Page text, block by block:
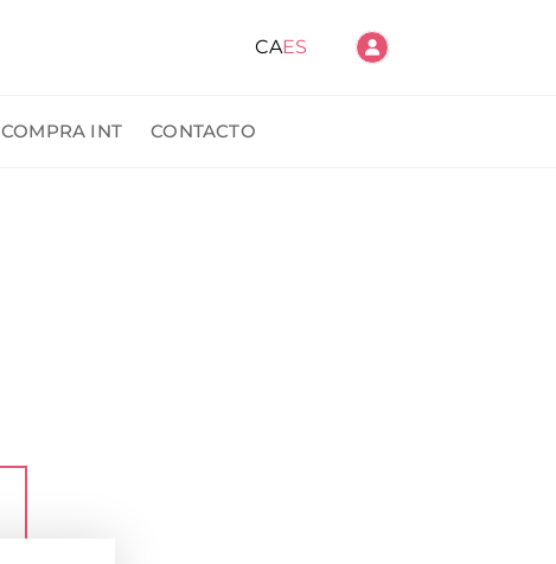
CAES
COMPRA INT CONTACTO